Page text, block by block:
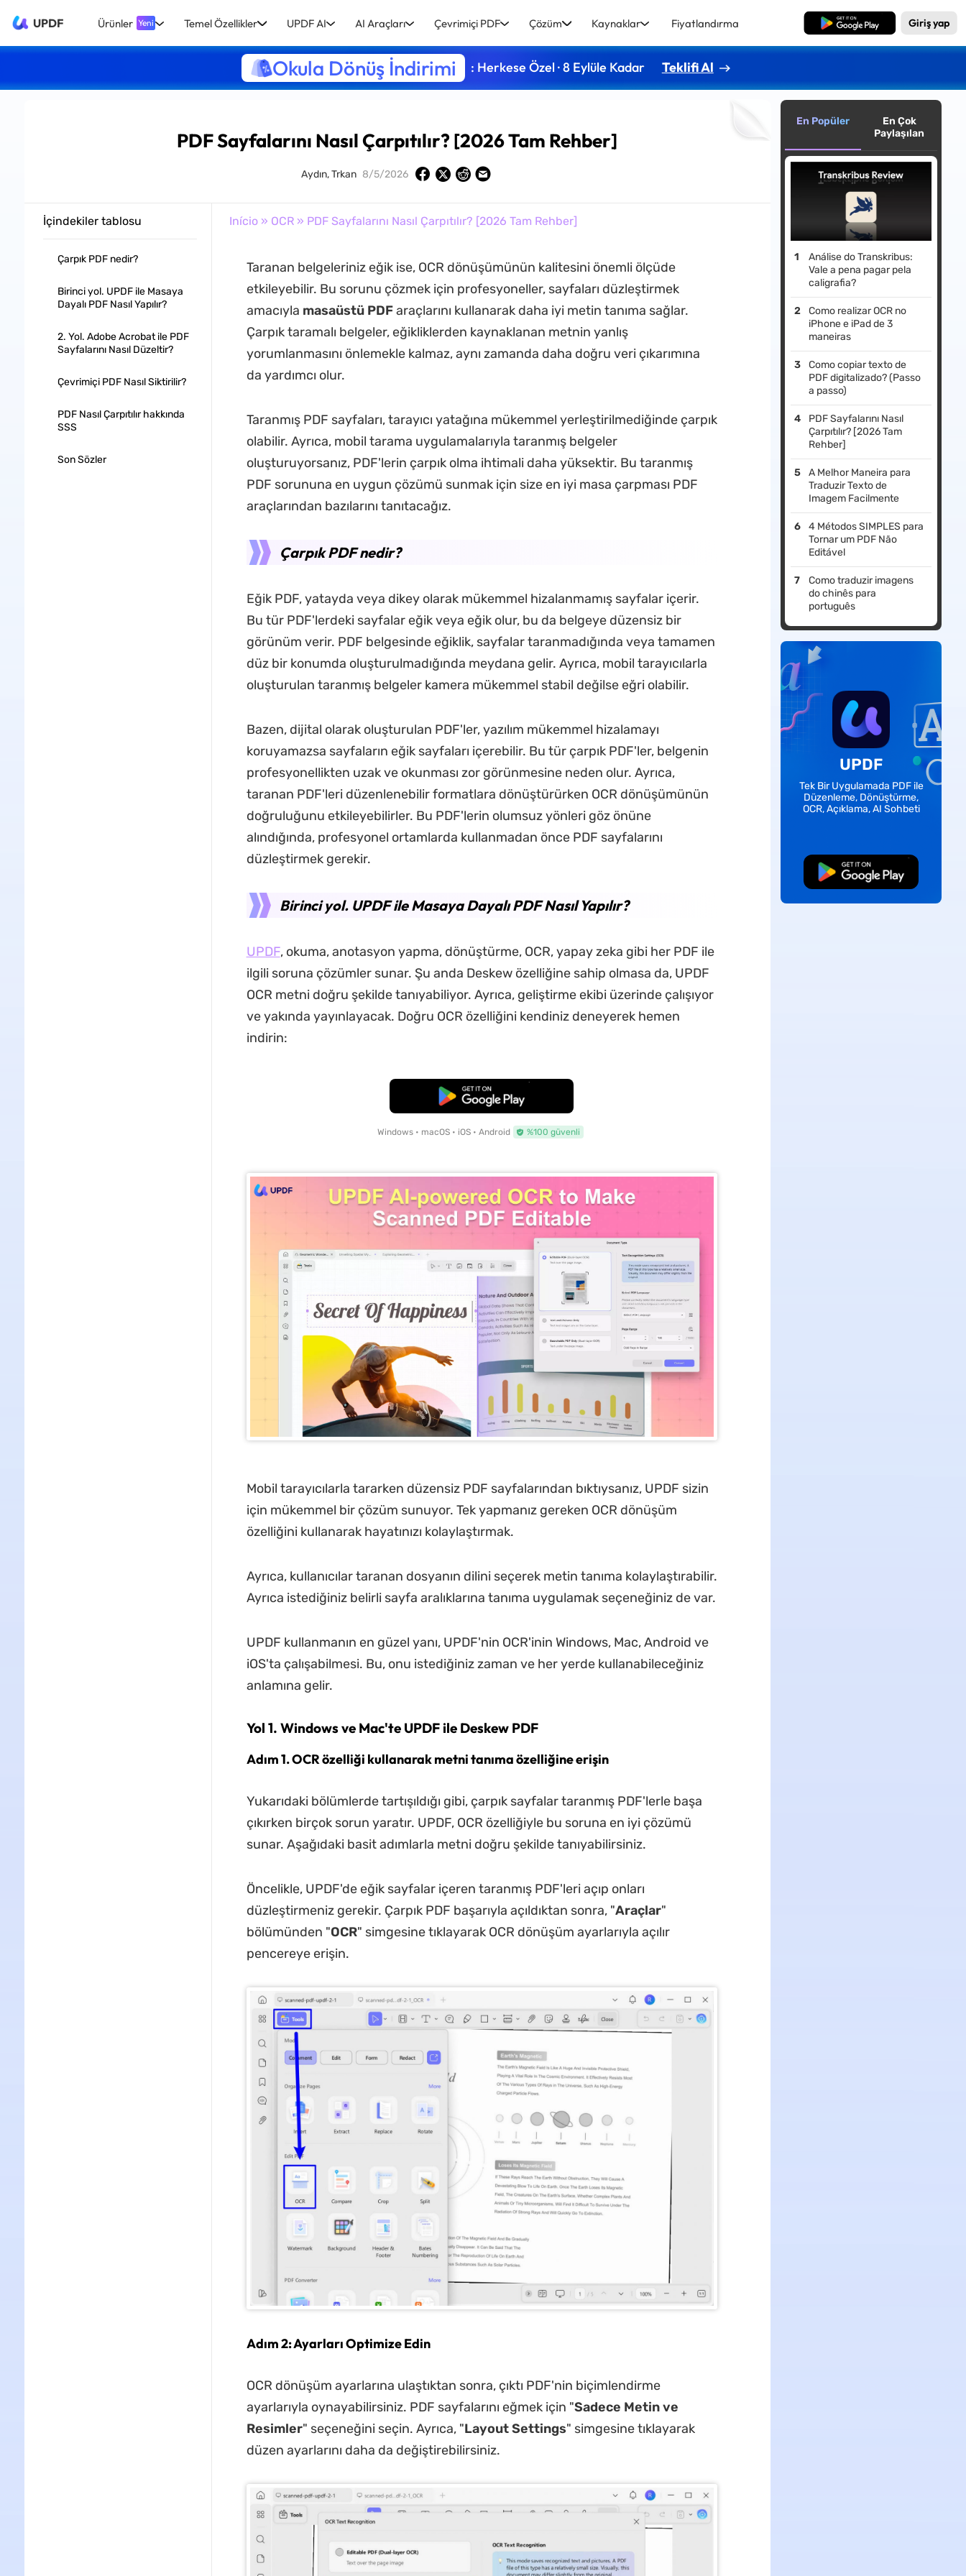
UPDF Ürünler Yeni Temel Özellikler UPDF AI AI Araçları Çevrimiçi PDF Çözüm Kaynaklar Fiyatlandırma Ücretsiz İndirme Giriş yap
Okula Dönüş İndirimi : Herkese Özel · 8 Eylüle Kadar Teklifi Al
PDF Sayfalarını Nasıl Çarpıtılır? [2026 Tam Rehber]
Aydın, Trkan 8/5/2026
İçindekiler tablosu
Çarpık PDF nedir?
Birinci yol. UPDF ile Masaya
Dayalı PDF Nasıl Yapılır?
2. Yol. Adobe Acrobat ile PDF
Sayfalarını Nasıl Düzeltir?
Çevrimiçi PDF Nasıl Siktirilir?
PDF Nasıl Çarpıtılır hakkında
SSS
Son Sözler
Início» OCR» PDF Sayfalarını Nasıl Çarpıtılır? [2026 Tam Rehber]
Taranan belgeleriniz eğik ise, OCR dönüşümünün kalitesini önemli ölçüde
etkileyebilir. Bu sorunu çözmek için profesyoneller, sayfaları düzleştirmek
amacıyla masaüstü PDFaraçlarını kullanarak daha iyi metin tanıma sağlar.
Çarpık taramalı belgeler, eğikliklerden kaynaklanan metnin yanlış
yorumlanmasını önlemekle kalmaz, aynı zamanda daha doğru veri çıkarımına
da yardımcı olur.
Taranmış PDF sayfaları, tarayıcı yatağına mükemmel yerleştirilmediğinde çarpık
olabilir. Ayrıca, mobil tarama uygulamalarıyla taranmış belgeler
oluşturuyorsanız, PDF'lerin çarpık olma ihtimali daha yüksektir. Bu taranmış
PDF sorununa en uygun çözümü sunmak için size en iyi masa çarpması PDF
araçlarından bazılarını tanıtacağız.
Çarpık PDF nedir?
Eğik PDF, yatayda veya dikey olarak mükemmel hizalanmamış sayfalar içerir.
Bu tür PDF'lerdeki sayfalar eğik veya eğik olur, bu da belgeye düzensiz bir
görünüm verir. PDF belgesinde eğiklik, sayfalar taranmadığında veya tamamen
düz bir konumda oluşturulmadığında meydana gelir. Ayrıca, mobil tarayıcılarla
oluşturulan taranmış belgeler kamera mükemmel stabil değilse eğri olabilir.
Bazen, dijital olarak oluşturulan PDF'ler, yazılım mükemmel hizalamayı
koruyamazsa sayfaların eğik sayfaları içerebilir. Bu tür çarpık PDF'ler, belgenin
profesyonellikten uzak ve okunması zor görünmesine neden olur. Ayrıca,
taranan PDF'leri düzenlenebilir formatlara dönüştürürken OCR dönüşümünün
doğruluğunu etkileyebilirler. Bu PDF'lerin olumsuz yönleri göz önüne
alındığında, profesyonel ortamlarda kullanmadan önce PDF sayfalarını
düzleştirmek gerekir.
Birinci yol. UPDF ile Masaya Dayalı PDF Nasıl Yapılır?
UPDF, okuma, anotasyon yapma, dönüştürme, OCR, yapay zeka gibi her PDF ile
ilgili soruna çözümler sunar. Şu anda Deskew özelliğine sahip olmasa da, UPDF
OCR metni doğru şekilde tanıyabiliyor. Ayrıca, geliştirme ekibi üzerinde çalışıyor
ve yakında yayınlayacak. Doğru OCR özelliğini kendiniz deneyerek hemen
indirin:
Ücretsiz İndirme
Windows • macOS • iOS • Android %100 güvenli
Mobil tarayıcılarla tararken düzensiz PDF sayfalarından bıktıysanız, UPDF sizin
için mükemmel bir çözüm sunuyor. Tek yapmanız gereken OCR dönüşüm
özelliğini kullanarak hayatınızı kolaylaştırmak.
Ayrıca, kullanıcılar taranan dosyanın dilini seçerek metin tanıma kolaylaştırabilir.
Ayrıca istediğiniz belirli sayfa aralıklarına tanıma uygulamak seçeneğiniz de var.
UPDF kullanmanın en güzel yanı, UPDF'nin OCR'inin Windows, Mac, Android ve
iOS'ta çalışabilmesi. Bu, onu istediğiniz zaman ve her yerde kullanabileceğiniz
anlamına gelir.
Yol 1. Windows ve Mac'te UPDF ile Deskew PDF
Adım 1. OCR özelliği kullanarak metni tanıma özelliğine erişin
Yukarıdaki bölümlerde tartışıldığı gibi, çarpık sayfalar taranmış PDF'lerle başa
çıkırken birçok sorun yaratır. UPDF, OCR özelliğiyle bu soruna en iyi çözümü
sunar. Aşağıdaki basit adımlarla metni doğru şekilde tanıyabilirsiniz.
Öncelikle, UPDF'de eğik sayfalar içeren taranmış PDF'leri açıp onları
düzleştirmeniz gerekir. Çarpık PDF başarıyla açıldıktan sonra, "Araçlar"
bölümünden "OCR" simgesine tıklayarak OCR dönüşüm ayarlarıyla açılır
pencereye erişin.
Adım 2: Ayarları Optimize Edin
OCR dönüşüm ayarlarına ulaştıktan sonra, çıktı PDF'nin biçimlendirme
ayarlarıyla oynayabilirsiniz. PDF sayfalarını eğmek için "Sadece Metin ve
Resimler" seçeneğini seçin. Ayrıca, "Layout Settings" simgesine tıklayarak
düzen ayarlarını daha da değiştirebilirsiniz.
En Popüler
En Çok
Paylaşılan
Análise do Transkribus:
Vale a pena pagar pela
caligrafia?
Como realizar OCR no
iPhone e iPad de 3
maneiras
Como copiar texto de
PDF digitalizado? (Passo
a passo)
PDF Sayfalarını Nasıl
Çarpıtılır? [2026 Tam
Rehber]
A Melhor Maneira para
Traduzir Texto de
Imagem Facilmente
4 Métodos SIMPLES para
Tornar um PDF Não
Editável
Como traduzir imagens
do chinês para
português
UPDF
Tek Bir Uygulamada PDF ile
Düzenleme, Dönüştürme,
OCR, Açıklama, AI Sohbeti
Ücretsiz İndirme